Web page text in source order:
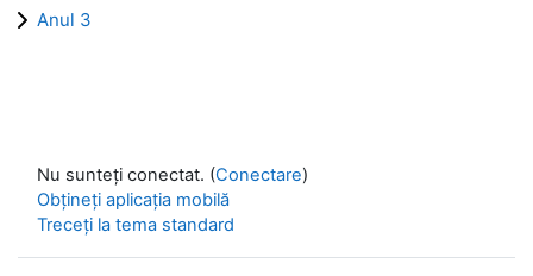
Anul 3
Nu sunteți conectat. (Conectare)
Obțineți aplicația mobilă
Treceți la tema standard